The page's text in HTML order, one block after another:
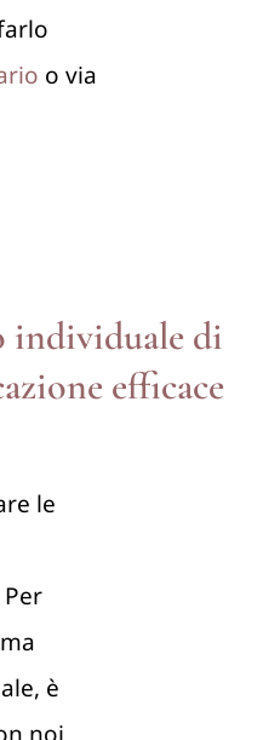
o via
individuale di
efficace
le
è